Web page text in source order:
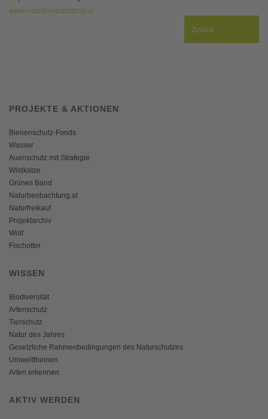
www.naturbeobachtung.at
Zurück
PROJEKTE & AKTIONEN
Bienenschutz-Fonds
Wasser
Auenschutz mit Strategie
Wildkatze
Grünes Band
Naturbeobachtung.at
Naturfreikauf
Projektarchiv
Wolf
Fischotter
WISSEN
Biodiversität
Artenschutz
Tierschutz
Natur des Jahres
Gesetzliche Rahmenbedingungen des Naturschutzes
Umweltthemen
Arten erkennen
AKTIV WERDEN